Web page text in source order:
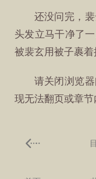
还没问完，
头发立马干净了
被裴玄用被子裹着
请关闭浏览
现无法翻页或章节